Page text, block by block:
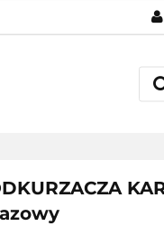
Zarejestruj